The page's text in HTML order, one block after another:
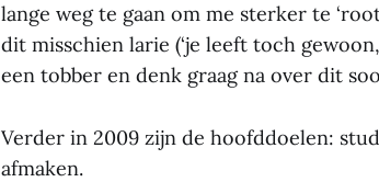
lange weg te gaan om me sterker te
dit misschien larie (‘je leeft toch
een tobber en denk graag na over dit
Verder in 2009 zijn de hoofddoelen:
afmaken.